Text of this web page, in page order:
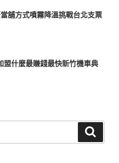
舖方式噴霧降溫挑戰台北支票
盟什麼最賺錢最快新竹機車典